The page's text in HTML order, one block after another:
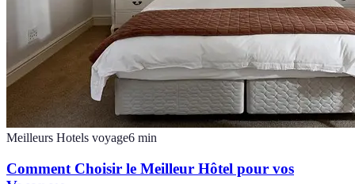
Meilleurs Hotels voyage6 min
Comment Choisir le Meilleur Hôtel pour vos